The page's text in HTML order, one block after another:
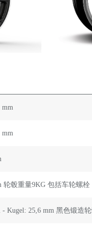
mm
mm
轮毂重量9KG 包括车轮螺栓
Kugel: 25,6 mm 黑色锻造